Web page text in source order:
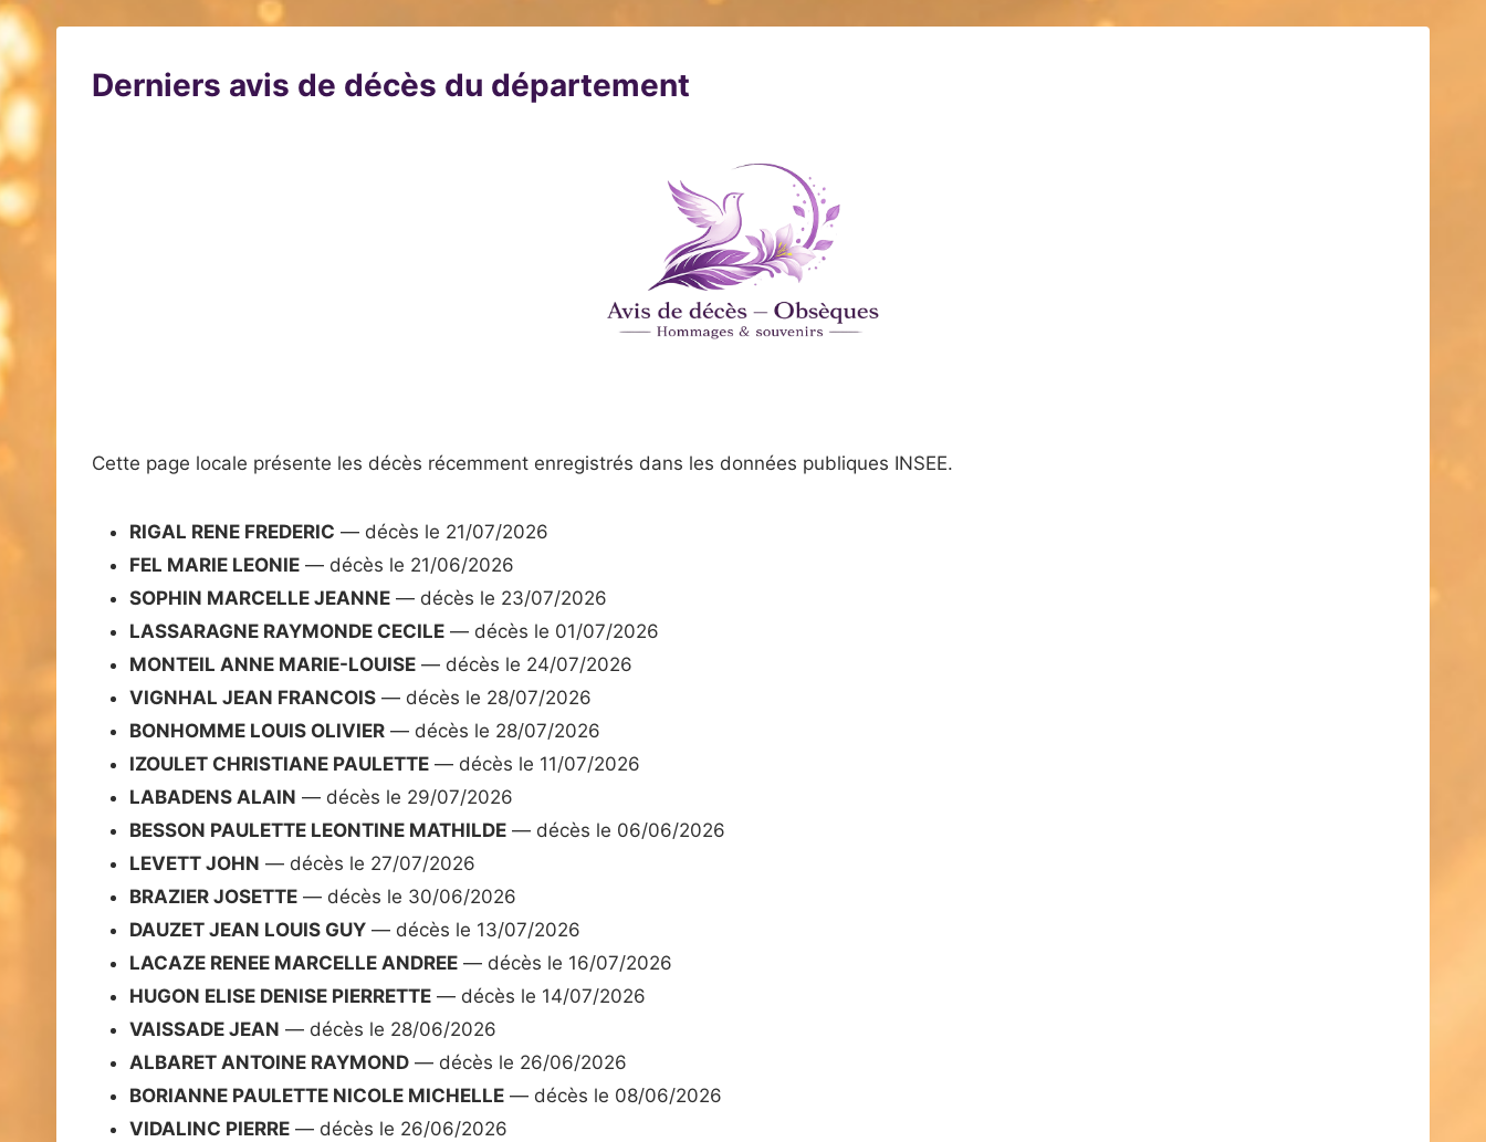
Derniers avis de décès du département
Cette page locale présente les décès récemment enregistrés dans les données publiques INSEE.
RIGAL RENE FREDERIC — décès le 21/07/2026
FEL MARIE LEONIE — décès le 21/06/2026
SOPHIN MARCELLE JEANNE — décès le 23/07/2026
LASSARAGNE RAYMONDE CECILE — décès le 01/07/2026
MONTEIL ANNE MARIE-LOUISE — décès le 24/07/2026
VIGNHAL JEAN FRANCOIS — décès le 28/07/2026
BONHOMME LOUIS OLIVIER — décès le 28/07/2026
IZOULET CHRISTIANE PAULETTE — décès le 11/07/2026
LABADENS ALAIN — décès le 29/07/2026
BESSON PAULETTE LEONTINE MATHILDE — décès le 06/06/2026
LEVETT JOHN — décès le 27/07/2026
BRAZIER JOSETTE — décès le 30/06/2026
DAUZET JEAN LOUIS GUY — décès le 13/07/2026
LACAZE RENEE MARCELLE ANDREE — décès le 16/07/2026
HUGON ELISE DENISE PIERRETTE — décès le 14/07/2026
VAISSADE JEAN — décès le 28/06/2026
ALBARET ANTOINE RAYMOND — décès le 26/06/2026
BORIANNE PAULETTE NICOLE MICHELLE — décès le 08/06/2026
VIDALINC PIERRE — décès le 26/06/2026